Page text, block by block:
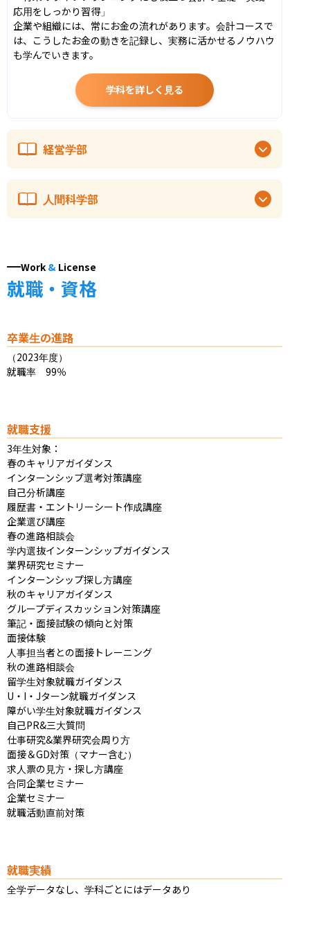
応用をしっかり習得」
企業や組織には、常にお金の流れがあります。会計コースで
は、こうしたお金の動きを記録し、実務に活かせるノウハウ
も学んでいきます。
学科を詳しく見る
経営学部
人間科学部
Work & License
就職・資格
卒業生の進路
（2023年度）
就職率　99％
就職支援
3年生対象：
春のキャリアガイダンス
インターンシップ選考対策講座
自己分析講座
履歴書・エントリーシート作成講座
企業選び講座
春の進路相談会
学内選抜インターンシップガイダンス
業界研究セミナー
インターンシップ探し方講座
秋のキャリアガイダンス
グループディスカッション対策講座
筆記・面接試験の傾向と対策
面接体験
人事担当者との面接トレーニング
秋の進路相談会
留学生対象就職ガイダンス
U・I・Jターン就職ガイダンス
障がい学生対象就職ガイダンス
自己PR&三大質問
仕事研究&業界研究会周り方
面接＆GD対策（マナー含む）
求人票の見方・探し方講座
合同企業セミナー
企業セミナー
就職活動直前対策
就職実績
全学データなし、学科ごとにはデータあり